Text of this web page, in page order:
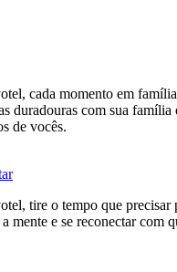
cada momento em
duradouras com sua família
de vocês.
tire o tempo que precisar
mente e se reconectar com